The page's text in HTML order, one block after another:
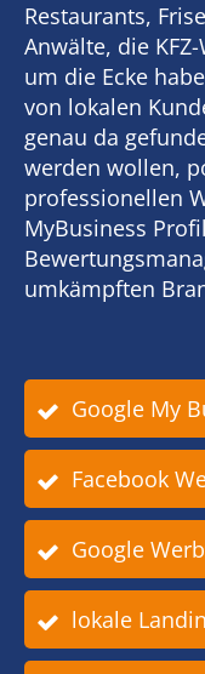
Restaurants,
Anwälte, die
um die Ecke
von lokalen
genau da
werden wollen,
professionellen
MyBusiness
umkämpften
Google My
Facebook
Google
lokale